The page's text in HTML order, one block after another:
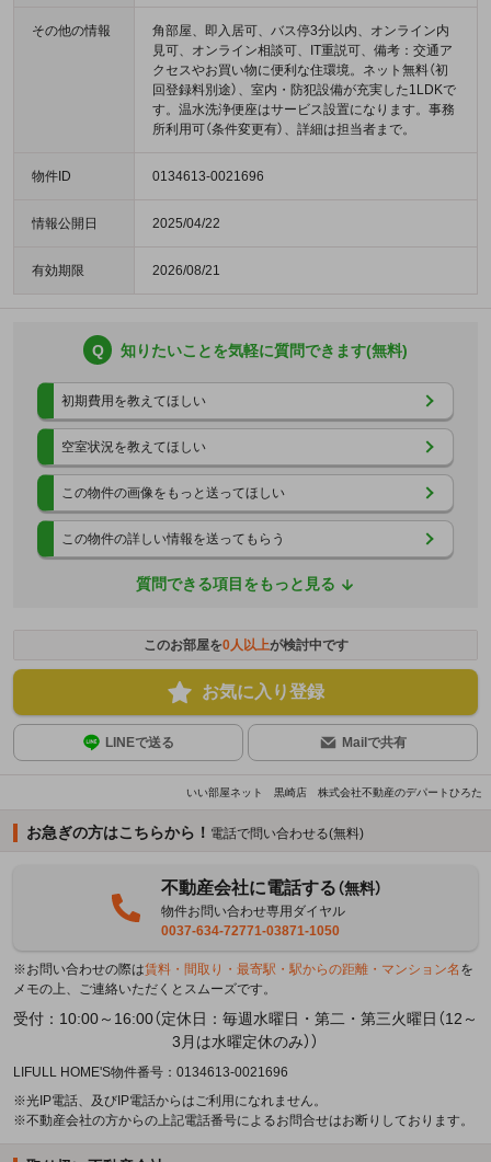
その他の情報
角部屋、即入居可、バス停3分以内、オンライン内
見可、オンライン相談可、IT重説可、備考：交通ア
クセスやお買い物に便利な住環境。ネット無料（初
回登録料別途）、室内・防犯設備が充実した1LDKで
す。温水洗浄便座はサービス設置になります。事務
所利用可（条件変更有）、詳細は担当者まで。
物件ID 0134613-0021696
情報公開日 2025/04/22
有効期限 2026/08/21
Q 知りたいことを気軽に質問できます(無料)
初期費用を教えてほしい
空室状況を教えてほしい
この物件の画像をもっと送ってほしい
この物件の詳しい情報を送ってもらう
質問できる項目をもっと見る
このお部屋を0人以上が検討中です
お気に入り登録
LINEで送る Mailで共有
いい部屋ネット 黒崎店 株式会社不動産のデパートひろた
お急ぎの方はこちらから！ 電話で問い合わせる(無料)
不動産会社に電話する（無料）
物件お問い合わせ専用ダイヤル
0037-634-72771-03871-1050
※お問い合わせの際は賃料・間取り・最寄駅・駅からの距離・マンション名 を
メモの上、ご連絡いただくとスムーズです。
受付：10:00～16:00（定休日：毎週水曜日・第二・第三火曜日（12～
3月は水曜定休のみ））
LIFULL HOME'S物件番号：0134613-0021696
※光IP電話、及びIP電話からはご利用になれません。
※不動産会社の方からの上記電話番号によるお問合せはお断りしております。